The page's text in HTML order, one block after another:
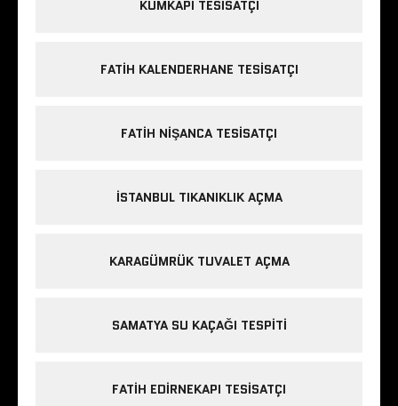
KUMKAPI TESISATÇI
FATIH KALENDERHANE TESISATÇI
FATIH NIŞANCA TESISATÇI
ISTANBUL TIKANIKLIK AÇMA
KARAGÜMRÜK TUVALET AÇMA
SAMATYA SU KAÇAĞI TESPITI
FATIH EDIRNEKAPI TESISATÇI